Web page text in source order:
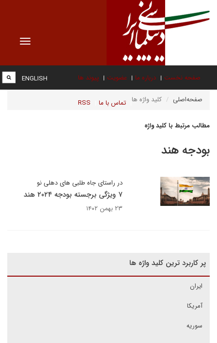
Toggle
صفحه نخست درباره ما عضویت پیوند ها
تماس با ما RSS
ENGLISH
صفحه‌اصلی کلید واژه ها
مطالب مرتبط با کلید واژه
بودجه هند
در راستای جاه طلبی های دهلی نو
۷ ویژگی برجسته بودجه ۲۰۲۴ هند
۲۳ بهمن ۱۴۰۲
پر کاربرد ترین کلید واژه ها
ایران
آمریکا
سوریه